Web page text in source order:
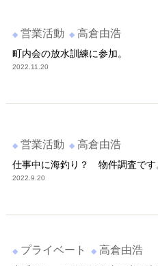
営業活動 高倉由浩
町内会の放水訓練に参加。
2022.11.20
営業活動 高倉由浩
仕事中に海釣り？ 物件調査です
2022.9.20
プライベート 高倉由浩